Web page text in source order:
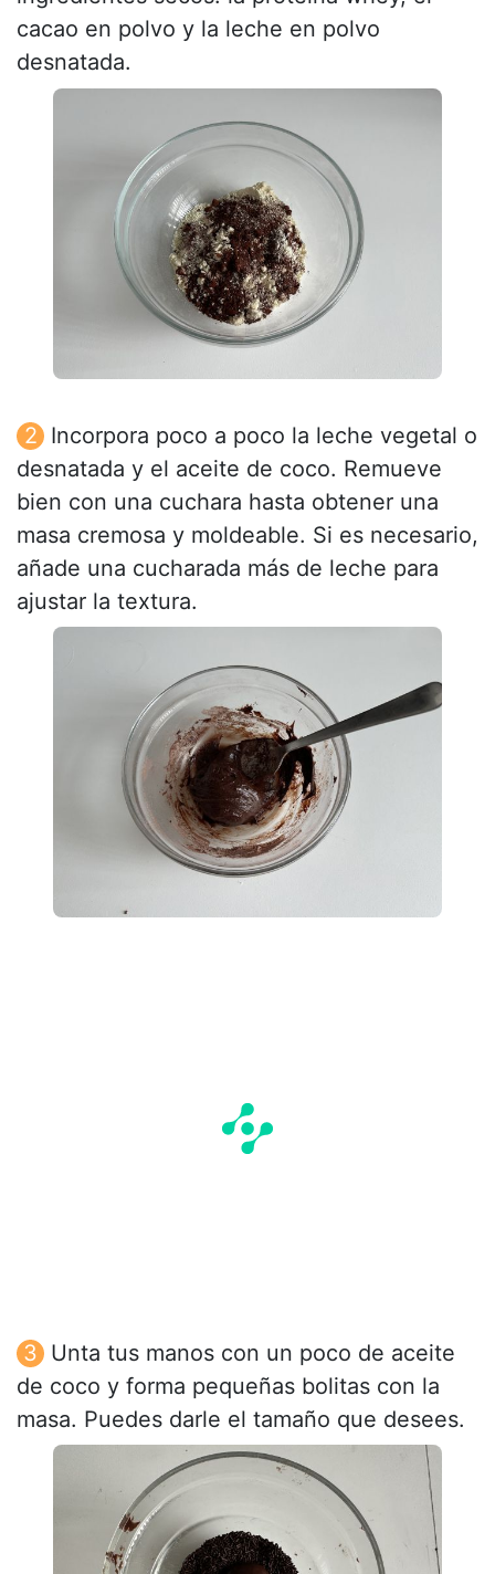
cacao en polvo y la leche en polvo
desnatada.
Incorpora poco a poco la leche vegetal o
desnatada y el aceite de coco. Remueve
bien con una cuchara hasta obtener una
masa cremosa y moldeable. Si es necesario,
añade una cucharada más de leche para
ajustar la textura.
Unta tus manos con un poco de aceite
de coco y forma pequeñas bolitas con la
masa. Puedes darle el tamaño que desees.